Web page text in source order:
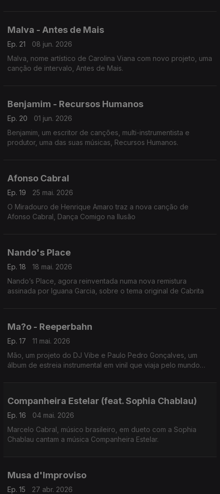
Malva - Antes de Mais
Ep. 21
08 jun. 2026
Malva, nome artístico de Carolina Viana com novo projeto, uma
canção de intervalo, Antes de Mais.
Benjamim - Recursos Humanos
Ep. 20
01 jun. 2026
Benjamim, um escritor de canções, multi-instrumentista e
produtor, uma das suas músicas, Recursos Humanos.
Afonso Cabral
Ep. 19
25 mai. 2026
O Miradouro de Henrique Amaro traz a nova canção de
Afonso Cabral, Dança Comigo na Ilusão
Nando's Place
Ep. 18
18 mai. 2026
Nando’s Place, agora reinventada numa nova remistura
assinada por Iguana Garcia, sobre o tema original de Cabrita
Ma?o - Reeperbahn
Ep. 17
11 mai. 2026
Mão, um projeto do DJ Vibe e Paulo Pedro Gonçalves, um
álbum de estreia instrumental em vinil que viaja pelo mundo
Companheira Estelar (feat. Sophia Chablau)
Ep. 16
04 mai. 2026
Marcelo Cabral, músico brasileiro, em dueto com a Sophia
Chablau cantam a música Companheira Estelar.
Musa d'Improviso
Ep. 15
27 abr. 2026